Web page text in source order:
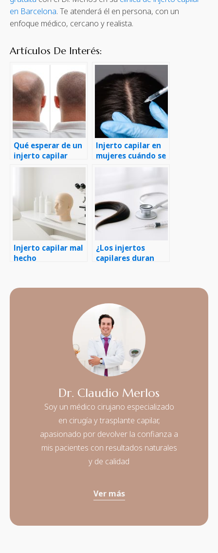
en Barcelona. Te atenderá él en persona, con un
enfoque médico, cercano y realista.
Artículos De Interés:
Qué esperar de un
injerto capilar
Injerto capilar en
mujeres cuándo se
Injerto capilar mal
hecho
¿Los injertos
capilares duran
Dr. Claudio Merlos
Soy un médico cirujano especializado
en cirugía y trasplante capilar,
apasionado por devolver la confianza a
mis pacientes con resultados naturales
y de calidad
Ver más